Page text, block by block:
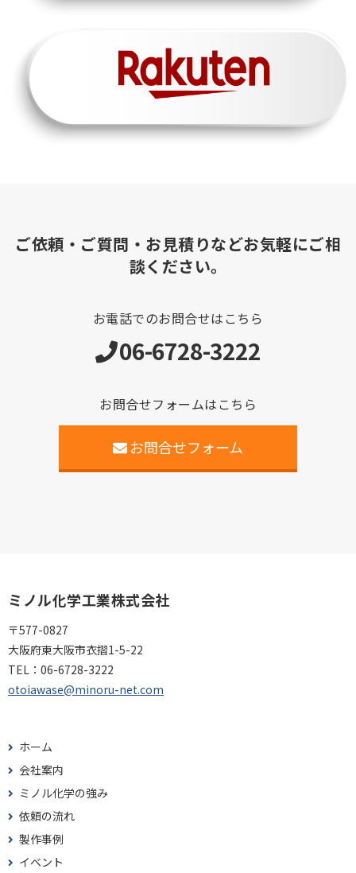
ご依頼・ご質問・お見積りなどお気軽にご相
談ください。
お電話でのお問合せはこちら
06-6728-3222
お問合せフォームはこちら
お問合せフォーム
ミノル化学工業株式会社
〒577-0827
大阪府東大阪市衣摺1-5-22
TEL： 06-6728-3222
otoiawase@minoru-net.com
ホーム
会社案内
ミノル化学の強み
依頼の流れ
製作事例
イベント